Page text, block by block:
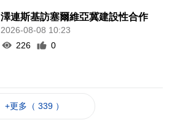
澤連斯基訪塞爾維亞冀建設性合作
2026-08-08 10:23
226
0
+更多（ 339 ）